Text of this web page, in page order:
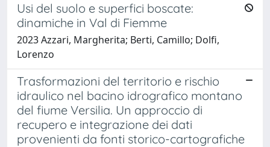
Usi del suolo e superfici boscate:
dinamiche in Val di Fiemme
2023 Azzari, Margherita; Berti, Camillo; Dolfi,
Lorenzo
Trasformazioni del territorio e rischio
idraulico nel bacino idrografico montano
del fiume Versilia. Un approccio di
recupero e integrazione dei dati
provenienti da fonti storico-cartografiche